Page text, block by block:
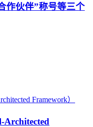
作伙伴”称号等三个
Architected